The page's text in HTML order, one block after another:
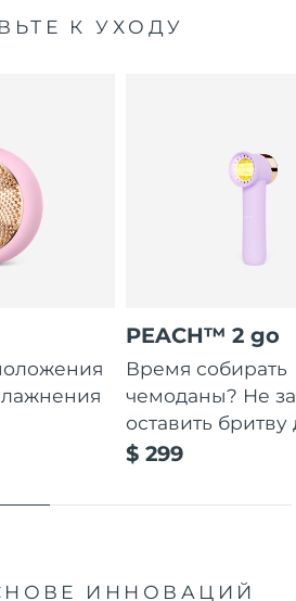
К УХОДУ
PEACH™ 2 go
Время собирать
чемоданы? Не
оставить бритву
$ 299
ИННОВАЦИЙ